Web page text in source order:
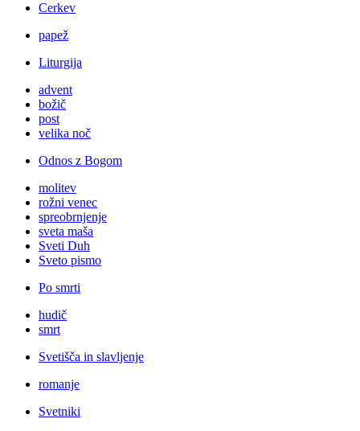
Cerkev
papež
Liturgija
advent
božič
post
velika noč
Odnos z Bogom
molitev
rožni venec
spreobrnjenje
sveta maša
Sveti Duh
Sveto pismo
Po smrti
hudič
smrt
Svetišča in slavljenje
romanje
Svetniki